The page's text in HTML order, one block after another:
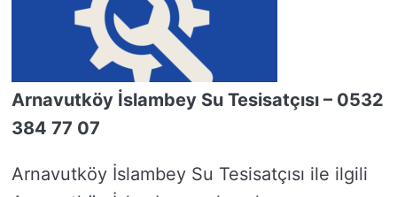
Arnavutköy İslambey Su Tesisatçısı – 0532
384 77 07
Arnavutköy İslambey Su Tesisatçısı ile ilgili